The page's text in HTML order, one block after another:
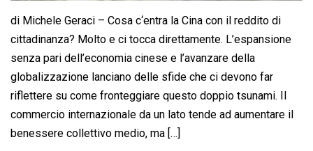
di Michele Geraci – Cosa c‘entra la Cina con il reddito di
cittadinanza? Molto e ci tocca direttamente. L’espansione
senza pari dell’economia cinese e l’avanzare della
globalizzazione lanciano delle sfide che ci devono far
riflettere su come fronteggiare questo doppio tsunami. Il
commercio internazionale da un lato tende ad aumentare il
benessere collettivo medio, ma […]